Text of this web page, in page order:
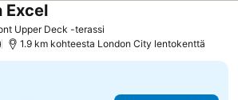
Upper Deck -terassi
Excel
1.9 km kohteesta London City lentokenttä